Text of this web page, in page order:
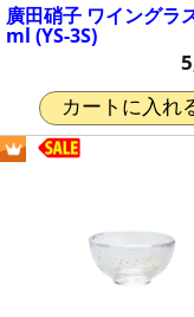
廣田硝子 ワイングラ
ml (YS-3S)
カートに入れ